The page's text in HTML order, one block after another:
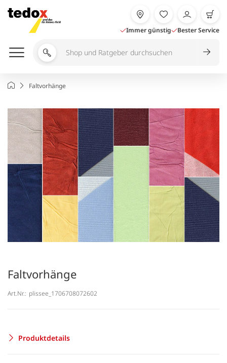
Inhalt
springen
Immer günstig Bester Service
Shop
durchsuchen
StartseiteFaltvorhänge
Faltvorhänge
Art.Nr.: plissee_1706708072602
Produktdetails